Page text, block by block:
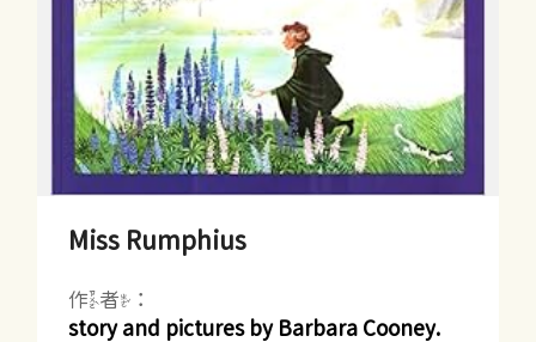
Miss Rumphius
作者：
story and pictures by Barbara Cooney.